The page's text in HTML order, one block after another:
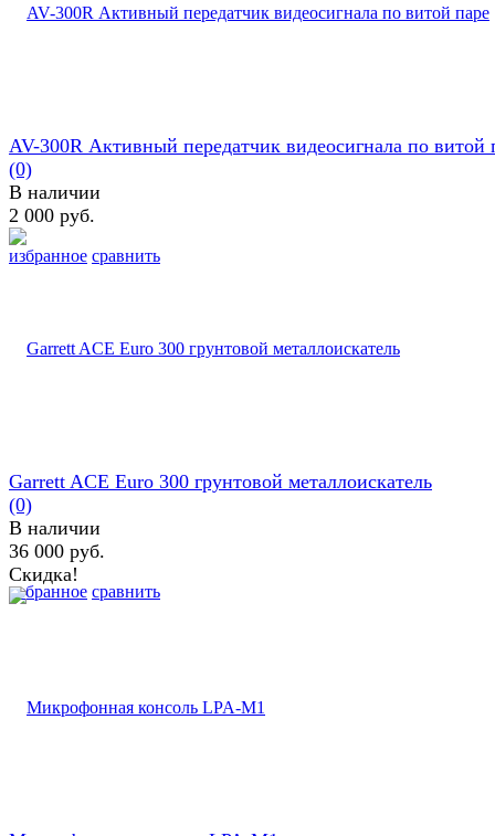
избранное сравнить
AV-300R Активный передатчик видеосигнала по витой
(0)
В наличии
2 000 руб.
избранное сравнить
Garrett ACE Euro 300 грунтовой металлоискатель
(0)
В наличии
36 000 руб.
Скидка!